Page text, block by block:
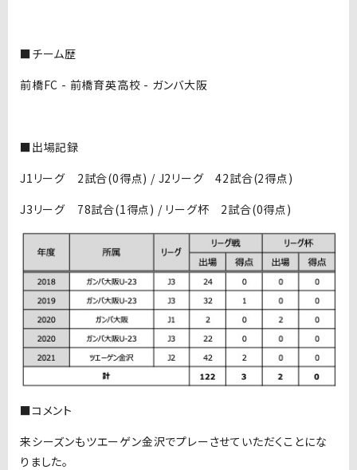
■チーム歴
前橋FC - 前橋育英高校 - ガンバ大阪
■出場記録
J1リーグ 2試合(0得点) / J2リーグ 42試合(2得点)
J3リーグ 78試合(1得点) / リーグ杯 2試合(0得点)
■コメント
来シーズンもツエーゲン金沢でプレーさせていただくことにな
りました。